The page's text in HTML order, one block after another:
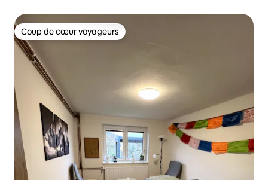
Coup de cœur voyageurs
Coup de cœur voyageurs